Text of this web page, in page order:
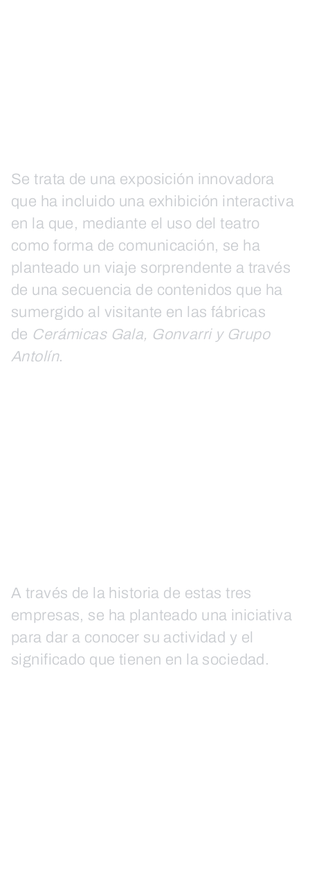
Se trata de una exposición innovadora
que ha incluido una exhibición interactiva
en la que, mediante el uso del teatro
como forma de comunicación, se ha
planteado un viaje sorprendente a través
de una secuencia de contenidos que ha
sumergido al visitante en las fábricas
de Cerámicas Gala, Gonvarri y Grupo
Antolín.
A través de la historia de estas tres
empresas, se ha planteado una iniciativa
para dar a conocer su actividad y el
significado que tienen en la sociedad.